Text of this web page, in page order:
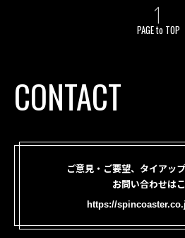
PAGE to TOP
CONTACT
ご意見・ご要望、タイアッ
お問い合わせは
https://